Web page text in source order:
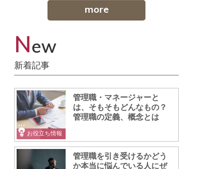
more
New
新着記事
お役立ち情報
管理職・マネージャーと
は、そもそもどんなもの？
管理職の定義、概念とは
管理職を引き受けるかどう
か本当に悩んでいる人にぜ